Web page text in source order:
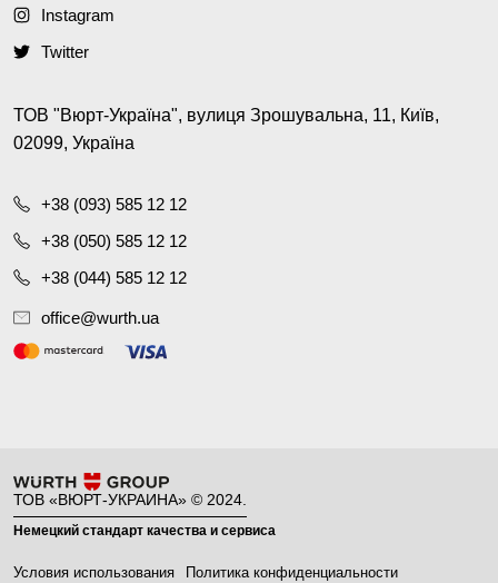
Instagram
Twitter
ТОВ "Вюрт-Україна", вулиця Зрошувальна, 11, Київ,
02099, Україна
+38 (093) 585 12 12
+38 (050) 585 12 12
+38 (044) 585 12 12
office@wurth.ua
ТОВ «ВЮРТ-УКРАИНА» © 2024.
Немецкий стандарт качества и сервиса
Условия использования Политика конфиденциальности